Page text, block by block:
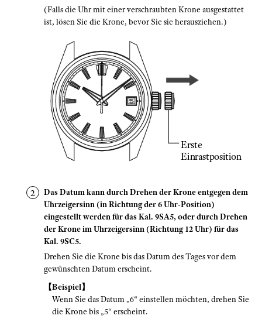
(Falls die Uhr mit einer verschraubten Krone ausgestattet
ist, lösen Sie die Krone, bevor Sie sie herausziehen.)
Erste
Einrastposition
Das Datum kann durch Drehen der Krone entgegen dem
Uhrzeigersinn (in Richtung der 6 Uhr-Position)
eingestellt werden für das Kal. 9SA5, oder durch Drehen
der Krone im Uhrzeigersinn (Richtung 12 Uhr) für das
Kal. 9SC5.
Drehen Sie die Krone bis das Datum des Tages vor dem
gewünschten Datum erscheint.
【Beispiel】
Wenn Sie das Datum „6“ einstellen möchten, drehen Sie
die Krone bis „5“ erscheint.